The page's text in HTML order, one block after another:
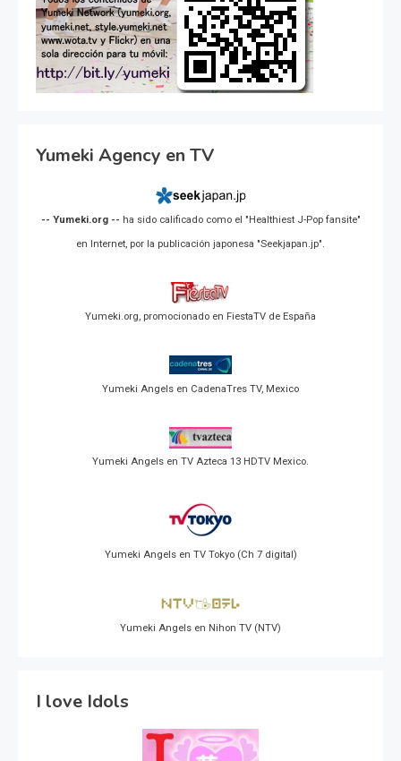
Yumeki Agency en TV
-- Yumeki.org -- ha sido calificado como el "Healthiest J-Pop fansite"
en Internet, por la publicación japonesa "Seekjapan.jp".
Yumeki.org, promocionado en FiestaTV de España
Yumeki Angels en CadenaTres TV, Mexico
Yumeki Angels en TV Azteca 13 HDTV Mexico.
Yumeki Angels en TV Tokyo (Ch 7 digital)
Yumeki Angels en Nihon TV (NTV)
I love Idols